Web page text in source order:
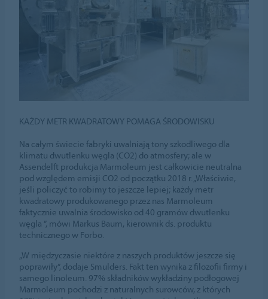
KAŻDY METR KWADRATOWY POMAGA ŚRODOWISKU
Na całym świecie fabryki uwalniają tony szkodliwego dla
klimatu dwutlenku węgla (CO2) do atmosfery; ale w
Assendelft produkcja Marmoleum jest całkowicie neutralna
pod względem emisji CO2 od początku 2018 r. „Właściwie,
jeśli policzyć to robimy to jeszcze lepiej; każdy metr
kwadratowy produkowanego przez nas Marmoleum
faktycznie uwalnia środowisko od 40 gramów dwutlenku
węgla ”, mówi Markus Baum, kierownik ds. produktu
technicznego w Forbo.
„W międzyczasie niektóre z naszych produktów jeszcze się
poprawiły”, dodaje Smulders. Fakt ten wynika z filozofii firmy i
samego linoleum. 97% składników wykładziny podłogowej
Marmoleum pochodzi z naturalnych surowców, z których